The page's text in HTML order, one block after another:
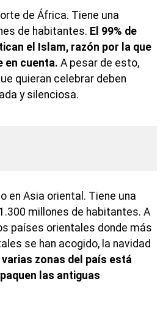
de África. Tiene una
de habitantes. El 99% de
el Islam, razón por la que
en cuenta. A pesar de esto,
quieran celebrar deben
y silenciosa.
en Asia oriental. Tiene una
millones de habitantes. A
países orientales donde más
se han acogido, la navidad
varias zonas del país está
las antiguas